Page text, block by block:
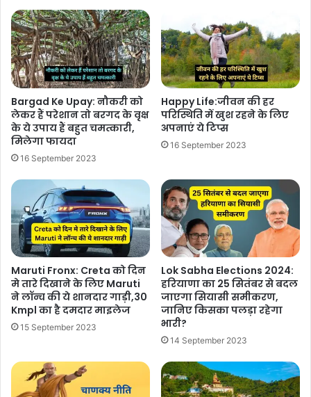
Bargad Ke Upay: नौकरी को
लेकर हैं परेशान तो बरगद के वृक्ष
के ये उपाय हैं बहुत चमत्कारी,
मिलेगा फायदा
16 September 2023
Happy Life:जीवन की हर
परिस्थिति में खुश रहने के लिए
अपनाएं ये टिप्स
16 September 2023
Maruti Fronx: Creta को दिन
मे तारे दिखाने के लिए Maruti
ने लॉन्च की ये शानदार गाड़ी,30
Kmpl का है दमदार माइलेज
15 September 2023
Lok Sabha Elections 2024:
हरियाणा का 25 सितंबर से बदल
जाएगा सियासी समीकरण,
जानिए किसका पलड़ा रहेगा
भारी?
14 September 2023